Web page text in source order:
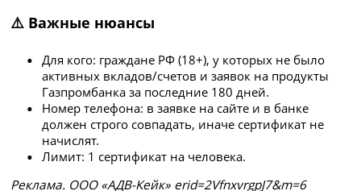
⚠️ Важные нюансы
Для кого: граждане РФ (18+), у которых не было
активных вкладов/счетов и заявок на продукты
Газпромбанка за последние 180 дней.
Номер телефона: в заявке на сайте и в банке
должен строго совпадать, иначе сертификат не
начислят.
Лимит: 1 сертификат на человека.
Рeклaмa. ООО «АДВ-Кейк» erid=2VfnxvrgpJ7&m=6